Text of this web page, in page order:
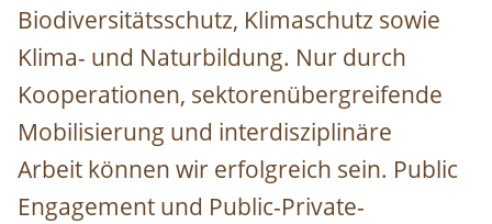
Biodiversitätsschutz, Klimaschutz sowie
Klima- und Naturbildung. Nur durch
Kooperationen, sektorenübergreifende
Mobilisierung und interdisziplinäre
Arbeit können wir erfolgreich sein. Public
Engagement und Public-Private-